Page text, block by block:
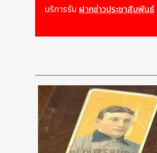
บริการรับ ฝากข่าวประชาสัมพันธ์